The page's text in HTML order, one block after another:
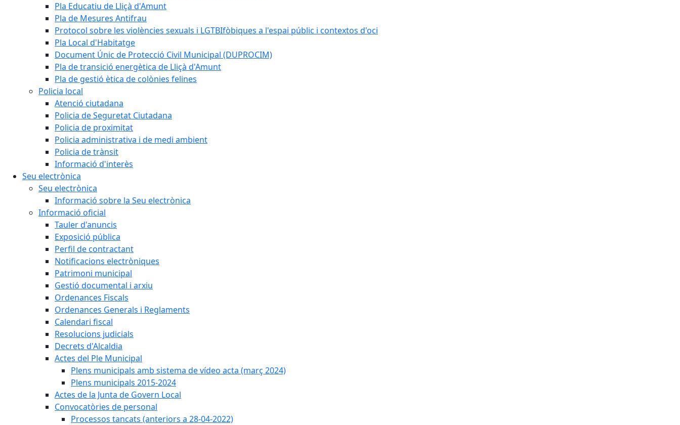
Pla Educatiu de Lliçà d'Amunt
Pla de Mesures Antifrau
Protocol sobre les violències sexuals i LGTBIfòbiques a l'espai públic i contextos d'oci
Pla Local d'Habitatge
Document Únic de Protecció Civil Municipal (DUPROCIM)
Pla de transició energètica de Lliçà d'Amunt
Pla de gestió ètica de colònies felines
Policia local
Atenció ciutadana
Policia de Seguretat Ciutadana
Policia de proximitat
Policia administrativa i de medi ambient
Policia de trànsit
Informació d'interès
Seu electrònica
Seu electrònica
Informació sobre la Seu electrònica
Informació oficial
Tauler d'anuncis
Exposició pública
Perfil de contractant
Notificacions electròniques
Patrimoni municipal
Gestió documental i arxiu
Ordenances Fiscals
Ordenances Generals i Reglaments
Calendari fiscal
Resolucions judicials
Decrets d'Alcaldia
Actes del Ple Municipal
Plens municipals amb sistema de vídeo acta (març 2024)
Plens municipals 2015-2024
Actes de la Junta de Govern Local
Convocatòries de personal
Processos tancats (anteriors a 28-04-2022)